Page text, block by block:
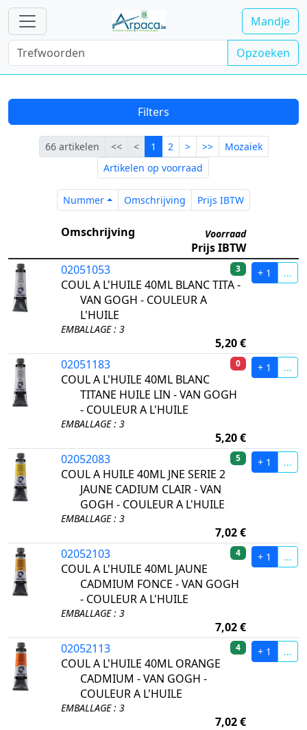
Mandje
Opzoeken
Filters
66 artikelen <<Eerste
<Vorige
1 Lopende
2 >Volgende
>>Laatste
Mozaïek
Artikelen op voorraad
NummerNummerOmschrijvingOmschrijving
Prijs IBTWPrijs IBTW
Omschrijving Voorraad
Prijs IBTW
02051053
COUL A L'HUILE 40ML BLANC TITA -
VAN GOGH - COULEUR A
L'HUILE
EMBALLAGE : 3
3
5,20 €
+ 1 ...
02051183
COUL A L'HUILE 40ML BLANC
TITANE HUILE LIN - VAN GOGH
- COULEUR A L'HUILE
EMBALLAGE : 3
0
5,20 €
+ 1 ...
02052083
COUL A HUILE 40ML JNE SERIE 2
JAUNE CADIUM CLAIR - VAN
GOGH - COULEUR A L'HUILE
EMBALLAGE : 3
5
7,02 €
+ 1 ...
02052103
COUL A L'HUILE 40ML JAUNE
CADMIUM FONCE - VAN GOGH
- COULEUR A L'HUILE
EMBALLAGE : 3
4
7,02 €
+ 1 ...
02052113
COUL A L'HUILE 40ML ORANGE
CADMIUM - VAN GOGH -
COULEUR A L'HUILE
EMBALLAGE : 3
4
7,02 €
+ 1 ...